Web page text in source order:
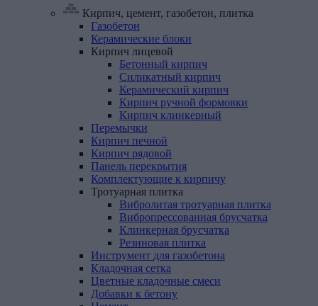
Кирпич, цемент, газобетон, плитка
Газобетон
Керамические блоки
Кирпич лицевой
Бетонный кирпич
Силикатный кирпич
Керамический кирпич
Кирпич ручной формовки
Кирпич клинкерный
Перемычки
Кирпич печной
Кирпич рядовой
Панель перекрытия
Комплектующие к кирпичу
Тротуарная плитка
Вибролитая тротуарная плитка
Вибропрессованная брусчатка
Клинкерная брусчатка
Резиновая плитка
Инструмент для газобетона
Кладочная сетка
Цветные кладочные смеси
Добавки к бетону